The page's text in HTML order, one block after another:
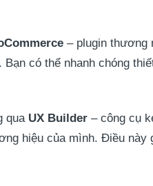
– plugin thương
có thể nhanh chóng
qua UX Builder – công cụ
hiệu của mình. Điều